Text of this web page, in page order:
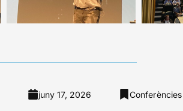
juny 17, 2026 Conferències